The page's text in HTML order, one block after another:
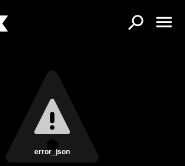
error_json